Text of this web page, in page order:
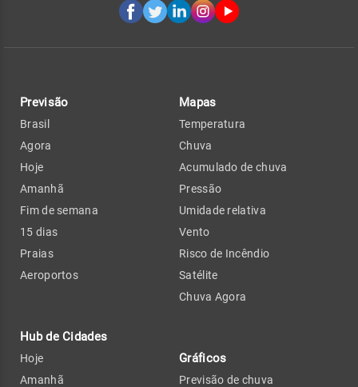
Previsão
Brasil
Agora
Hoje
Amanhã
Fim de semana
15 dias
Praias
Aeroportos
Hub de Cidades
Hoje
Amanhã
Mapas
Temperatura
Chuva
Acumulado de chuva
Pressão
Umidade relativa
Vento
Risco de Incêndio
Satélite
Chuva Agora
Gráficos
Previsão de chuva